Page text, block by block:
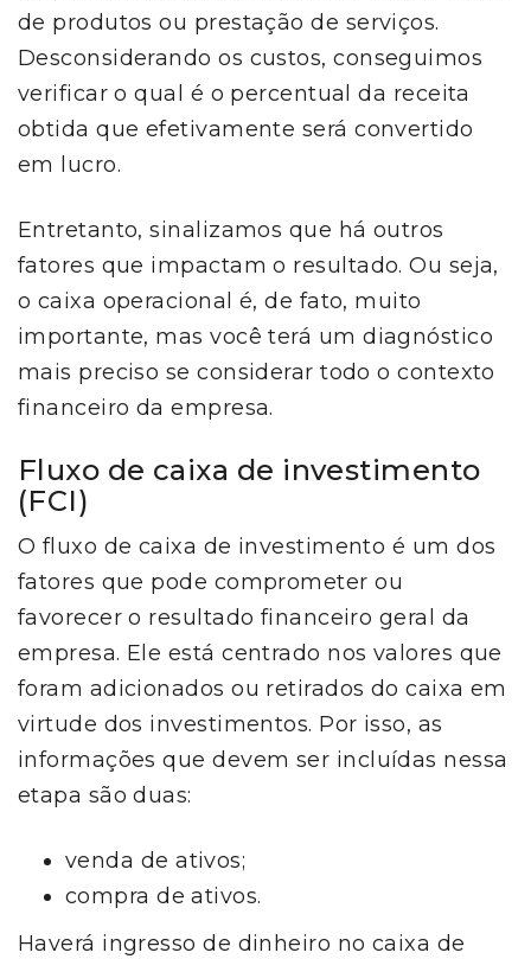
de produtos ou prestação de serviços.
Desconsiderando os custos, conseguimos
verificar o qual é o percentual da receita
obtida que efetivamente será convertido
em lucro.
Entretanto, sinalizamos que há outros
fatores que impactam o resultado. Ou seja,
o caixa operacional é, de fato, muito
importante, mas você terá um diagnóstico
mais preciso se considerar todo o contexto
financeiro da empresa.
Fluxo de caixa de investimento
(FCI)
O fluxo de caixa de investimento é um dos
fatores que pode comprometer ou
favorecer o resultado financeiro geral da
empresa. Ele está centrado nos valores que
foram adicionados ou retirados do caixa em
virtude dos investimentos. Por isso, as
informações que devem ser incluídas nessa
etapa são duas:
venda de ativos;
compra de ativos.
Haverá ingresso de dinheiro no caixa de